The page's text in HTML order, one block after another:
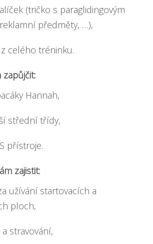
(tričko s paraglidingovým
předměty, …),
celého tréninku.
zapůjčit:
Hannah,
střední třídy,
přístroje.
zajistit:
užívání startovacích a
ploch,
stravování,